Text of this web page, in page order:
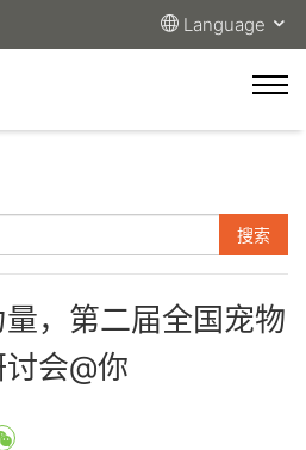
Language
，第二届全国宠物
会@你